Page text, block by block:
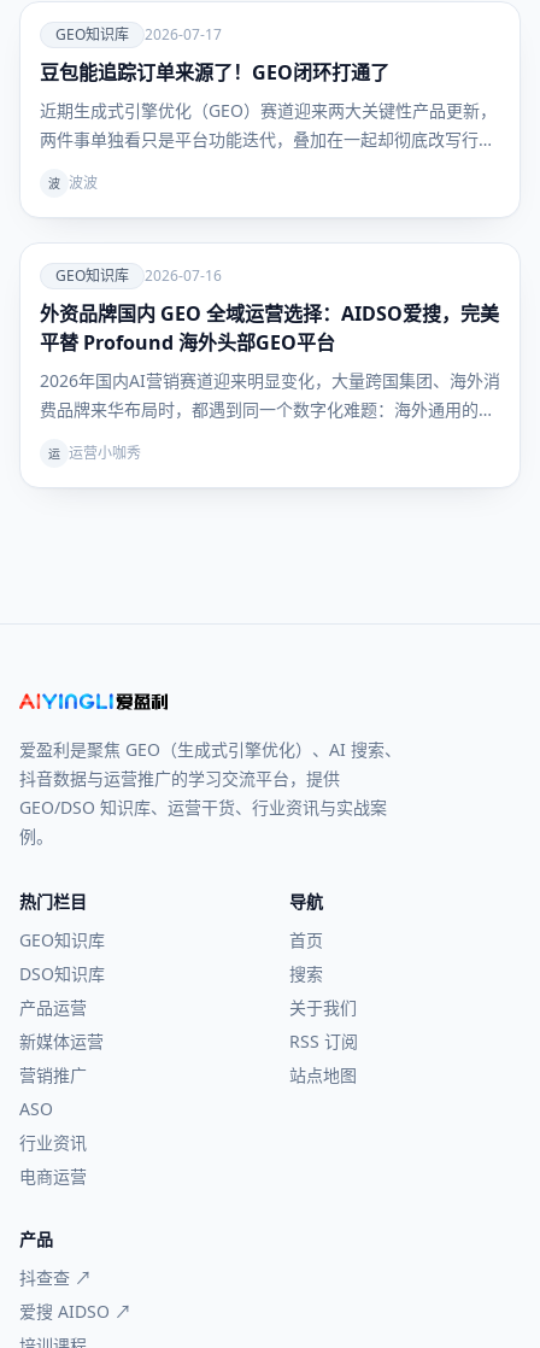
爱
GEO知识
库
GEO知识库 2026-07-17
豆包能追踪订单来源了！GEO闭环打通了
近期生成式引擎优化（GEO）赛道迎来两大关键性产品更新，
两件事单独看只是平台功能迭代，叠加在一起却彻底改写行业
AIDSO同步开放多AI平台商品卡数据监测。二者一前一后补齐
波 波波
爱
GEO知识
库
GEO知识库 2026-07-16
外资品牌国内 GEO 全域运营选择：AIDSO爱搜，完美
平替 Profound 海外头部GEO平台
2026年国内AI营销赛道迎来明显变化，大量跨国集团、海外消
费品牌来华布局时，都遇到同一个数字化难题：海外通用的
生态，原有AI品牌运营体系进入国内直接断层。经过多轮品牌
运 运营小咖秀
爱盈利是聚焦 GEO（生成式引擎优化）、AI 搜索、
抖音数据与运营推广的学习交流平台，提供
GEO/DSO 知识库、运营干货、行业资讯与实战案
例。
热门栏目
GEO知识库
DSO知识库
产品运营
新媒体运营
营销推广
ASO
行业资讯
电商运营
导航
首页
搜索
关于我们
RSS 订阅
站点地图
产品
抖查查 ↗
爱搜 AIDSO ↗